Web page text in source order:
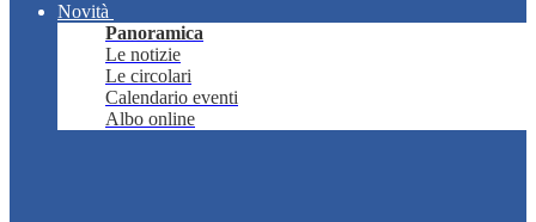
Novità
Panoramica
Le notizie
Le circolari
Calendario eventi
Albo online